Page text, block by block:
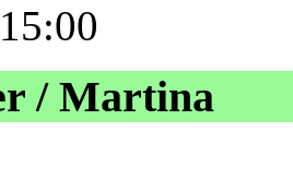
15:00
/ Martina